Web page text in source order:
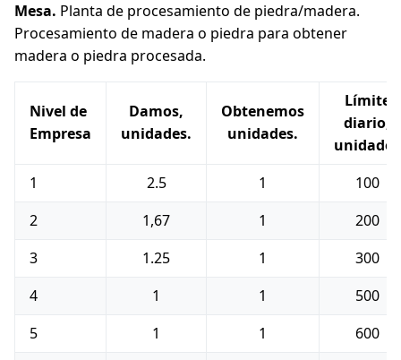
Mesa. Planta de procesamiento de piedra/madera.
Procesamiento de madera o piedra para obtener
madera o piedra procesada.
Nivel de
Empresa
Damos,
unidades.
Obtenemos
unidades.
Límite
diario,
unidades
1
2.5 1
100
2
1,67 1
200
3
1.25 1
300
4
1 1
500
5
1 1
600